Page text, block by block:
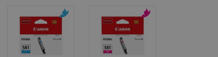
y
a